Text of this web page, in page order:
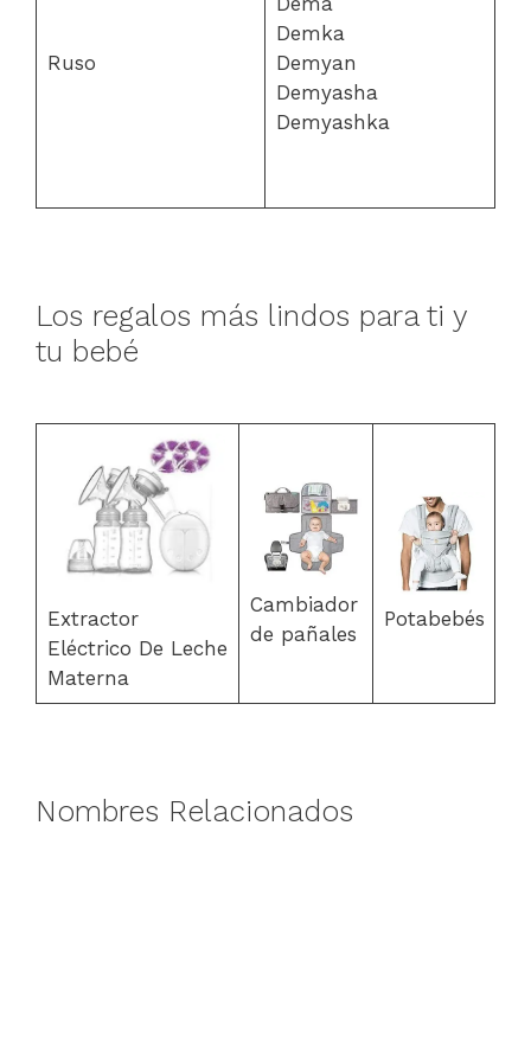
Ruso
Demka
Demyan
Demyasha
Demyashka
Los regalos más lindos para ti y
tu bebé
Extractor
Eléctrico De Leche
Materna
Cambiador
de pañales
Potabebés
Nombres Relacionados